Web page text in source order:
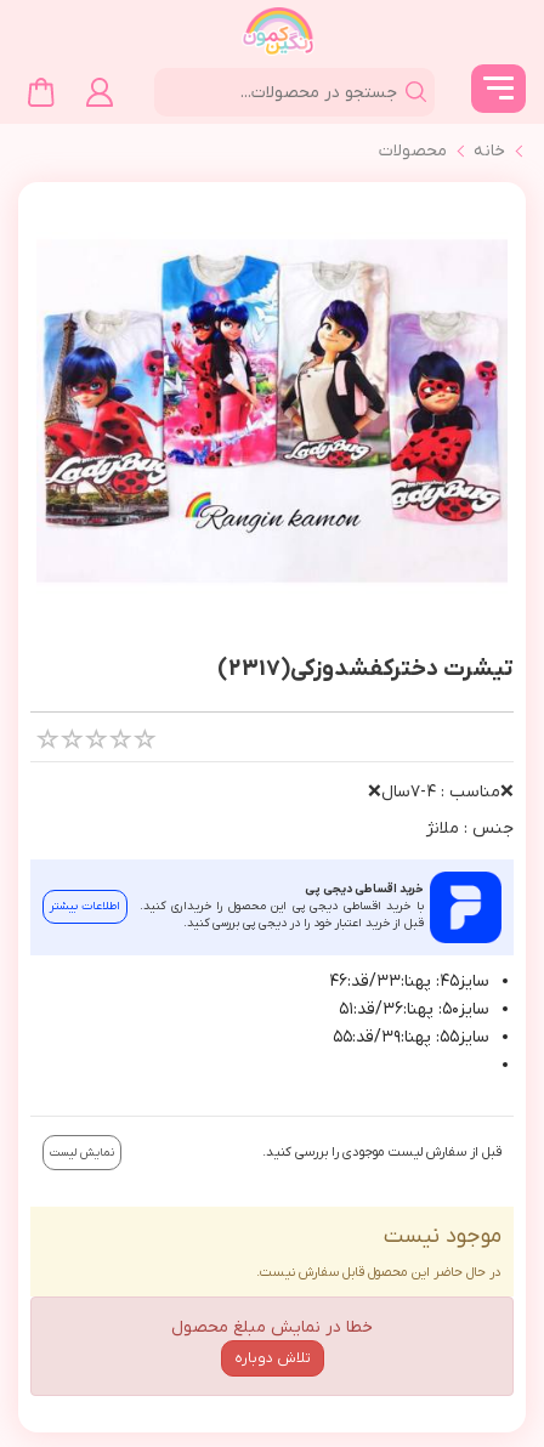
خانه محصولات
تیشرت دخترکفشدوزکی(2317)
❌مناسب : ٤-٧سال❌
جنس : ملانژ
خرید اقساطی دیجی پی
با خرید اقساطی دیجی پی این محصول را خریداری کنید.
قبل از خرید اعتبار خود را در دیجی پی بررسی کنید.
اطلاعات بیشتر
سايز٤٥: پهنا:٣٣/قد:٤٦
سايز٥٠: پهنا:٣٦/قد:٥١
سايز٥٥: پهنا:٣٩/قد:٥٥
قبل از سفارش لیست موجودی را بررسی کنید. نمایش لیست
موجود نیست
در حال حاضر این محصول قابل سفارش نیست.
خطا در نمایش مبلغ محصول
تلاش دوباره